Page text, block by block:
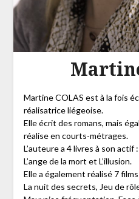
Martine COLAS est à la fois
réalisatrice liégeoise.
Elle écrit des romans, mais
réalise en courts-métrages.
L’auteure a 4 livres à son
L’ange de la mort et L’illusion.
Elle a également réalisé 7
La nuit des secrets, Jeu de